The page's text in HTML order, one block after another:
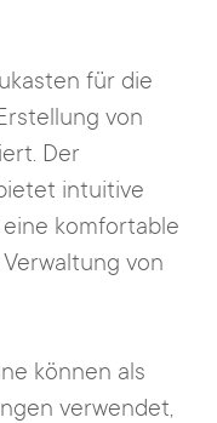
für die
von
Der
intuitive
komfortable
von
können als
verwendet,